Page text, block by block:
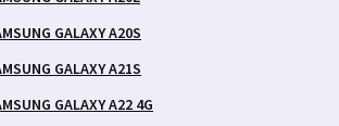
GALAXY A20S
GALAXY A21S
GALAXY A22 4G